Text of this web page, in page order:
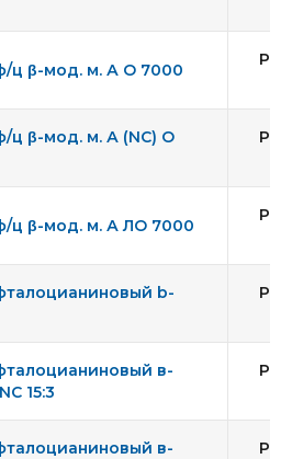
ц β-мод. м. А О 7000
ц β-мод. м. А (NC) O
ц β-мод. м. А ЛО 7000
b-
в-
15:3
в-